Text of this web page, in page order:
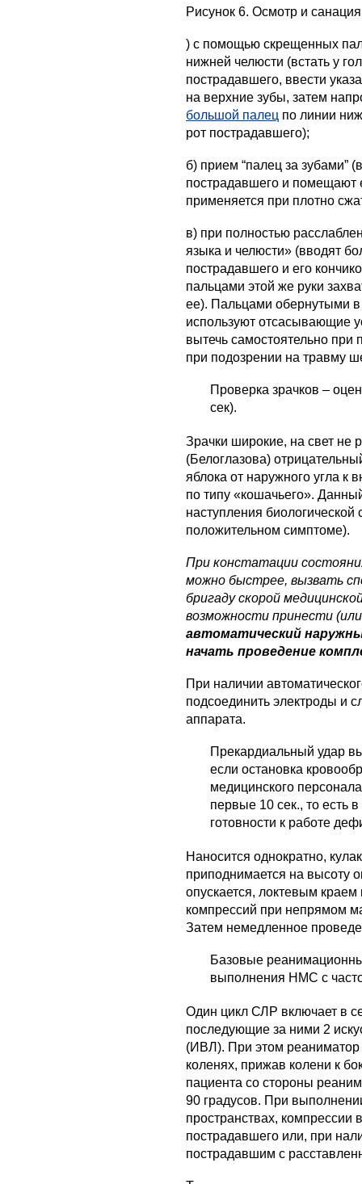
Рисунок 6. Осмотр и
) с помощью скрещенных
нижней челюсти (встать у
пострадавшего, ввести
на верхние зубы, затем
большой палец по линии
рот пострадавшего);
б) прием “палец за зубами”
пострадавшего и помещают
применяется при плотно
в) при полностью
языка и челюсти» (вводят
пострадавшего и его
пальцами этой же руки
ее). Пальцами обернутыми
используют отсасывающие
вытечь самостоятельно
при подозрении на травму
Проверка зрачков –
сек).
Зрачки широкие, на свет не
(Белоглазова)
яблока от наружного угла к
по типу «кошачьего».
наступления
положительном симптоме).
При констатации
можно быстрее, вызвать
бригаду скорой
возможности принести
автоматический
начать проведение
При наличии
подсоединить электроды и
аппарата.
Прекардиальный удар
если остановка
медицинского
первые 10 сек., то есть
готовности к работе
Наносится однократно,
приподнимается на высоту
опускается, локтевым краем
компрессий при непрямом
Затем немедленное
Базовые
выполнения НМС с
Один цикл СЛР включает в
последующие за ними 2
(ИВЛ). При этом реаниматор
коленях, прижав колени к
пациента со стороны
90 градусов. При
пространствах, компрессии
пострадавшего или, при
пострадавшим с